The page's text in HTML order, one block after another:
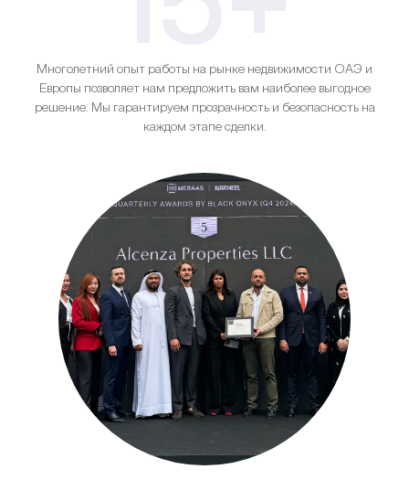
Многолетний опыт работы на рынке недвижимости ОАЭ и
Европы позволяет нам предложить вам наиболее выгодное
решение. Мы гарантируем прозрачность и безопасность на
каждом этапе сделки.